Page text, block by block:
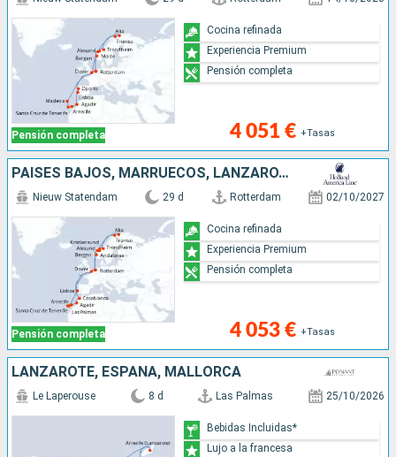
Pensión completa 4 051 € +Tasas
Cocina refinada
Experiencia Premium
Pensión completa
PAISES BAJOS, MARRUECOS, LANZAROTE, TENERIFE, MALLORCA, PORTUGAL, REINO UNIDO, NORUEGA
Pensión completa
Nieuw Statendam 29 d Rotterdam 02/10/2027
4 053 € +Tasas
Cocina refinada
Experiencia Premium
Pensión completa
LANZAROTE, ESPAÑA, MALLORCA
Le Laperouse 8 d Las Palmas 25/10/2026
Bebidas Incluidas*
Lujo a la francesa